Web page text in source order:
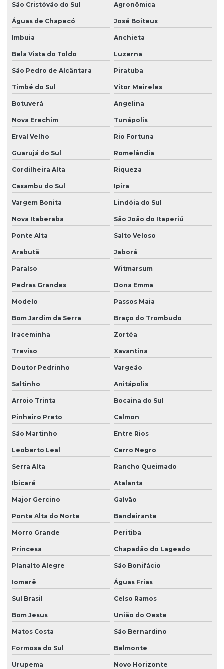
São Cristóvão do Sul Agronômica
Águas de Chapecó José Boiteux
Imbuia Anchieta
Bela Vista do Toldo Luzerna
São Pedro de Alcântara Piratuba
Timbé do Sul Vitor Meireles
Botuverá Angelina
Nova Erechim Tunápolis
Erval Velho Rio Fortuna
Guarujá do Sul Romelândia
Cordilheira Alta Riqueza
Caxambu do Sul Ipira
Vargem Bonita Lindóia do Sul
Nova Itaberaba São João do Itaperiú
Ponte Alta Salto Veloso
Arabutã Jaborá
Paraíso Witmarsum
Pedras Grandes Dona Emma
Modelo Passos Maia
Bom Jardim da Serra Braço do Trombudo
Iraceminha Zortéa
Treviso Xavantina
Doutor Pedrinho Vargeão
Saltinho Anitápolis
Arroio Trinta Bocaina do Sul
Pinheiro Preto Calmon
São Martinho Entre Rios
Leoberto Leal Cerro Negro
Serra Alta Rancho Queimado
Ibicaré Atalanta
Major Gercino Galvão
Ponte Alta do Norte Bandeirante
Morro Grande Peritiba
Princesa Chapadão do Lageado
Planalto Alegre São Bonifácio
Iomerê Águas Frias
Sul Brasil Celso Ramos
Bom Jesus União do Oeste
Matos Costa São Bernardino
Formosa do Sul Belmonte
Urupema Novo Horizonte